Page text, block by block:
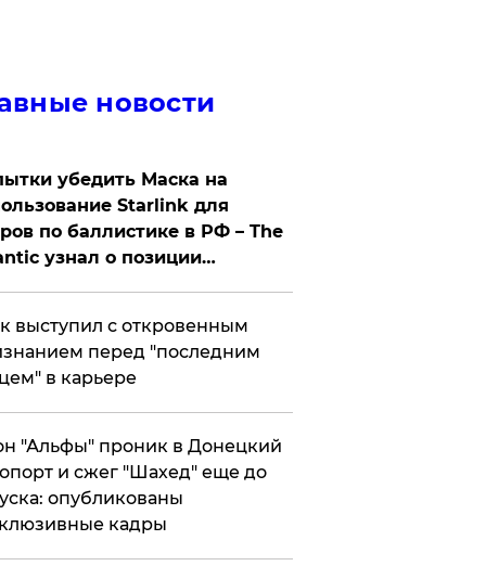
новости
убедить Маска на
Starlink для
по баллистике в РФ – The
узнал о позиции
выступил с откровенным
перед "последним
в карьере
"Альфы" проник в Донецкий
и сжег "Шахед" еще до
опубликованы
кадры